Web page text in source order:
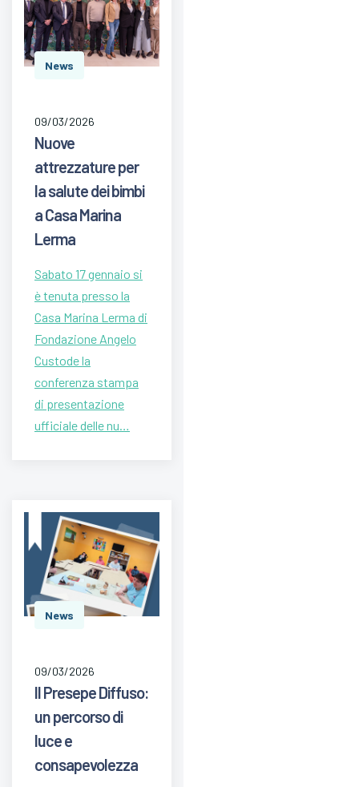
News
09/03/2026
Nuove
attrezzature per
la salute dei bimbi
a Casa Marina
Lerma
Sabato 17 gennaio si
è tenuta presso la
Casa Marina Lerma di
Fondazione Angelo
Custode la
conferenza stampa
di presentazione
ufficiale delle nu…
News
09/03/2026
Il Presepe Diffuso:
un percorso di
luce e
consapevolezza